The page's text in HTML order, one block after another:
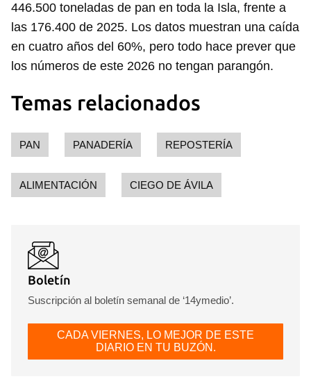
446.500 toneladas de pan en toda la Isla, frente a
las 176.400 de 2025. Los datos muestran una caída
en cuatro años del 60%, pero todo hace prever que
los números de este 2026 no tengan parangón.
Temas relacionados
PAN PANADERÍA REPOSTERÍA
ALIMENTACIÓN CIEGO DE ÁVILA
Boletín
Suscripción al boletín semanal de ‘14ymedio’.
CADA VIERNES, LO MEJOR DE ESTE
DIARIO EN TU BUZÓN.